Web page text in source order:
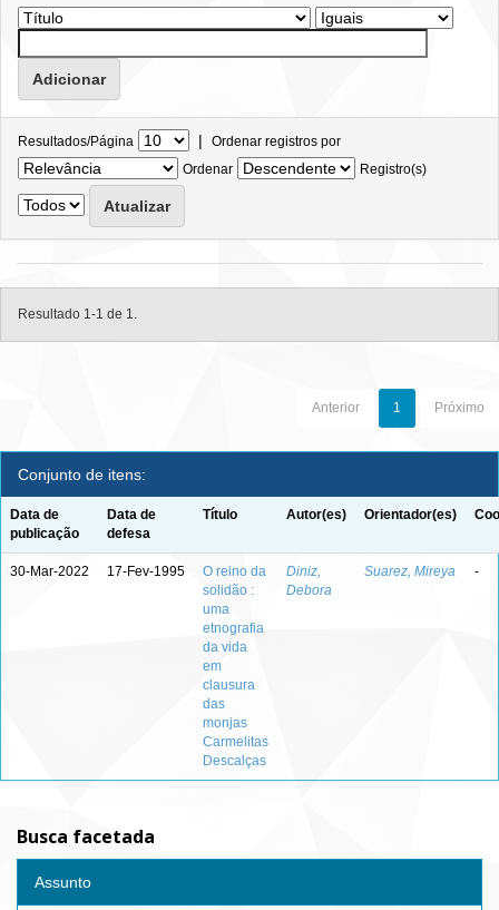
Resultados/Página | Ordenar registros por
Ordenar
Registro(s)
Resultado 1-1 de 1.
Anterior 1 Próximo
Conjunto de itens:
Data de
publicação
Data de
defesa
Título Autor(es) Orientador(es)
30-Mar-2022 17-Fev-1995
O reino da
solidão :
uma
etnografia
da vida
em
clausura
das
monjas
Carmelitas
Descalças
Diniz,
Debora
Suarez, Mireya -
Busca facetada
Assunto